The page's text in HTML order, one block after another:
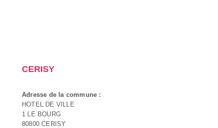
CERISY
Adresse de la commune :
HOTEL DE VILLE
1 LE BOURG
80800 CERISY